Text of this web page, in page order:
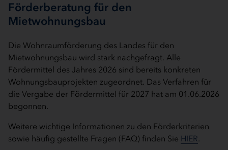
Förderberatung für den
Mietwohnungsbau
Die Wohnraumförderung des Landes für den
Mietwohnungsbau wird stark nachgefragt. Alle
Fördermittel des Jahres 2026 sind bereits konkreten
Wohnungsbauprojekten zugeordnet. Das Verfahren für
die Vergabe der Fördermittel für 2027 hat am 01.06.2026
begonnen.
Weitere wichtige Informationen zu den Förderkriterien
sowie häufig gestellte Fragen (FAQ) finden Sie HIER.